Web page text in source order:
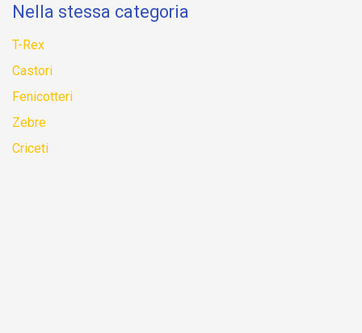
Nella stessa categoria
T-Rex
Castori
Fenicotteri
Zebre
Criceti